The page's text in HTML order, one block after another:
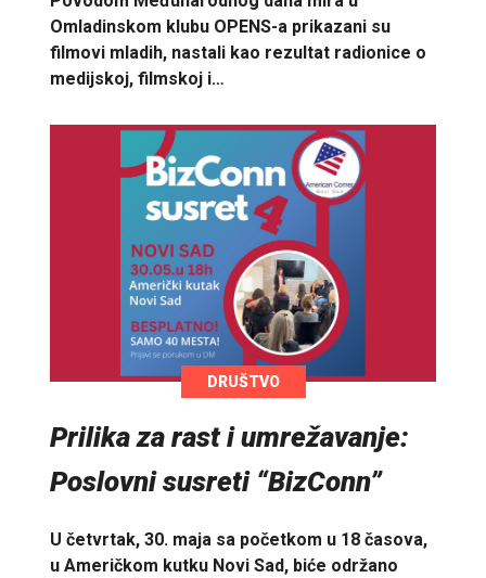
Omladinskom klubu OPENS-a prikazani su
filmovi mladih, nastali kao rezultat radionice o
medijskoj, filmskoj i…
DRUŠTVO
Prilika za rast i umrežavanje:
Poslovni susreti “BizConn”
U četvrtak, 30. maja sa početkom u 18 časova,
u Američkom kutku Novi Sad, biće održano